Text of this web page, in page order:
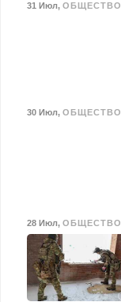
31 Июл, ОБЩЕСТВО
30 Июл, ОБЩЕСТВО
28 Июл, ОБЩЕСТВО